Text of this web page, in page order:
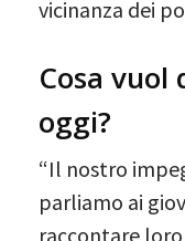
vicinanza dei
Cosa vuol
oggi?
“Il nostro
parliamo ai
raccontare